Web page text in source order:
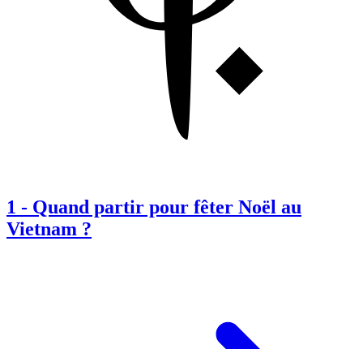
1 - Quand partir pour fêter Noël au
Vietnam ?